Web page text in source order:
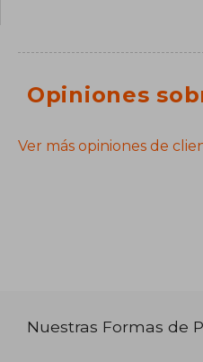
Opiniones
Ver más opiniones de
Nuestras Formas de